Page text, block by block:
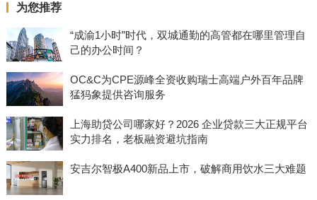
为您推荐
“成渝1小时”时代，双城通勤的高管都在哪里管理自
己的办公时间？
OC&C为CPE源峰全资收购瑞士高端户外百年品牌
猛犸象提供咨询服务
上海助贷公司哪家好？2026 企业贷款三大正规平台
实力排名，老板融资避坑指南
安吉尔智极A400新品上市，破解商用饮水三大难题